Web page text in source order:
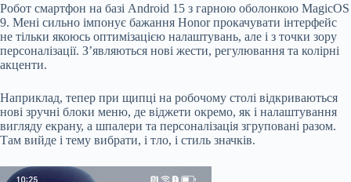
Робот смартфон на базі Android 15 з гарною оболонкою MagicOS
9. Мені сильно імпонує бажання Honor прокачувати інтерфейс
не тільки якоюсь оптимізацією налаштувань, але і з точки зору
персоналізації. З’являються нові жести, регулювання та колірні
акценти.
Наприклад, тепер при щипці на робочому столі відкриваються
нові зручні блоки меню, де віджети окремо, як і налаштування
вигляду екрану, а шпалери та персоналізація згруповані разом.
Там вийде і тему вибрати, і тло, і стиль значків.